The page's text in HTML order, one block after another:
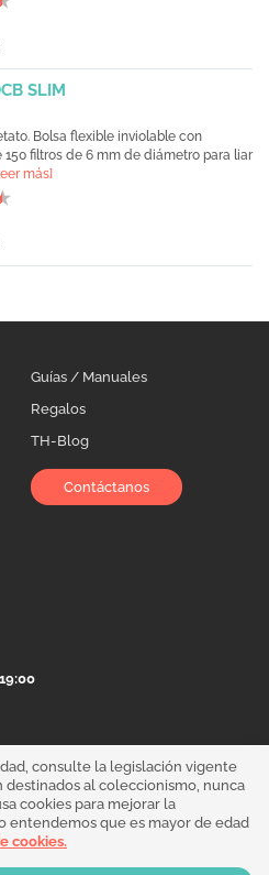
SLIM
Bolsa flexible inviolable con
150 filtros de 6 mm de diámetro para liar
más]
Guías / Manuales
Regalos
TH-Blog
Contáctanos
consulte la legislación vigente
destinados al coleccionismo, nunca
cookies para mejorar la
entendemos que es mayor de edad
cookies.